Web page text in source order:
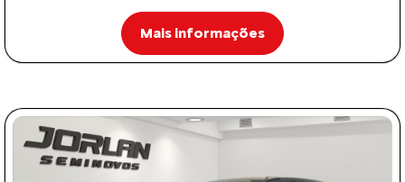
Mais informações